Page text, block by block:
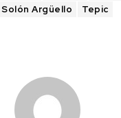
Solón Argüello
Tepic